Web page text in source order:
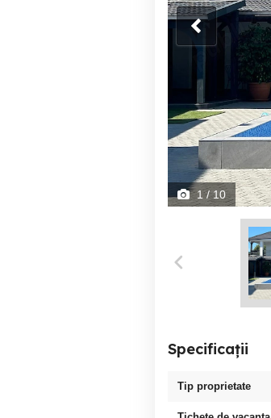
1/ 10
Specificații
Tip proprietate